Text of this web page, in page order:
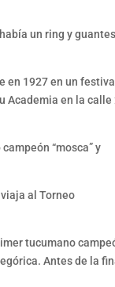
un ring y guantes
en 1927 en un festival
Academia en la calle
“mosca” y
al Torneo
tucumano
Antes de la